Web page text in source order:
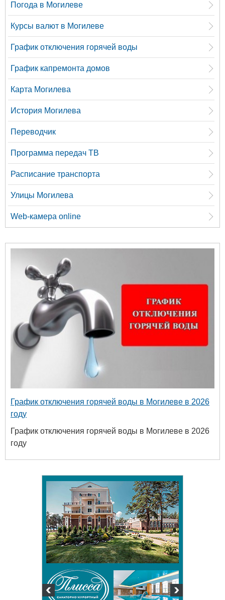
Погода в Могилеве
Курсы валют в Могилеве
График отключения горячей воды
График капремонта домов
Карта Могилева
История Могилева
Переводчик
Программа передач ТВ
Расписание транспорта
Улицы Могилева
Web-камера online
График отключения горячей воды в Могилеве в 2026
году
График отключения горячей воды в Могилеве в 2026
году